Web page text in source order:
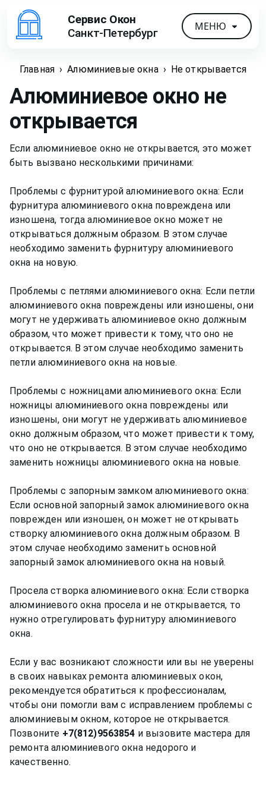
Сервис Окон
Санкт-Петербург
МЕНЮ
Главная › Алюминиевые окна › Не открывается
Алюминиевое окно не
открывается
Если алюминиевое окно не открывается, это может
быть вызвано несколькими причинами:
Проблемы с фурнитурой алюминиевого окна: Если
фурнитура алюминиевого окна повреждена или
изношена, тогда алюминиевое окно может не
открываться должным образом. В этом случае
необходимо заменить фурнитуру алюминиевого
окна на новую.
Проблемы с петлями алюминиевого окна: Если петли
алюминиевого окна повреждены или изношены, они
могут не удерживать алюминиевое окно должным
образом, что может привести к тому, что оно не
открывается. В этом случае необходимо заменить
петли алюминиевого окна на новые.
Проблемы с ножницами алюминиевого окна: Если
ножницы алюминиевого окна повреждены или
изношены, они могут не удерживать алюминиевое
окно должным образом, что может привести к тому,
что оно не открывается. В этом случае необходимо
заменить ножницы алюминиевого окна на новые.
Проблемы с запорным замком алюминиевого окна:
Если основной запорный замок алюминиевого окна
поврежден или изношен, он может не открывать
створку алюминиевого окна должным образом. В
этом случае необходимо заменить основной
запорный замок алюминиевого окна на новый.
Просела створка алюминиевого окна: Если створка
алюминиевого окна просела и не открывается, то
нужно отрегулировать фурнитуру алюминиевого
окна.
Если у вас возникают сложности или вы не уверены
в своих навыках ремонта алюминиевых окон,
рекомендуется обратиться к профессионалам,
чтобы они помогли вам с исправлением проблемы с
алюминиевым окном, которое не открывается.
Позвоните +7(812)9563854 и вызовите мастера для
ремонта алюминиевого окна недорого и